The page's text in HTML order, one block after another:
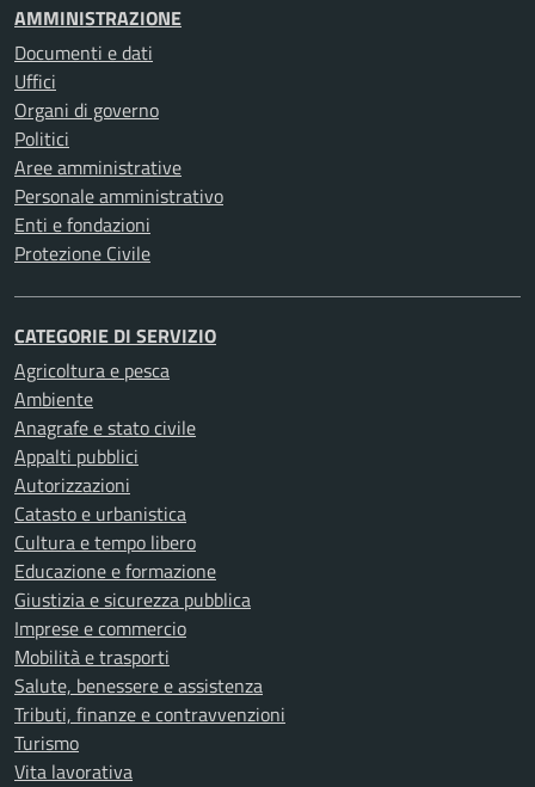
AMMINISTRAZIONE
Documenti e dati
Uffici
Organi di governo
Politici
Aree amministrative
Personale amministrativo
Enti e fondazioni
Protezione Civile
CATEGORIE DI SERVIZIO
Agricoltura e pesca
Ambiente
Anagrafe e stato civile
Appalti pubblici
Autorizzazioni
Catasto e urbanistica
Cultura e tempo libero
Educazione e formazione
Giustizia e sicurezza pubblica
Imprese e commercio
Mobilità e trasporti
Salute, benessere e assistenza
Tributi, finanze e contravvenzioni
Turismo
Vita lavorativa